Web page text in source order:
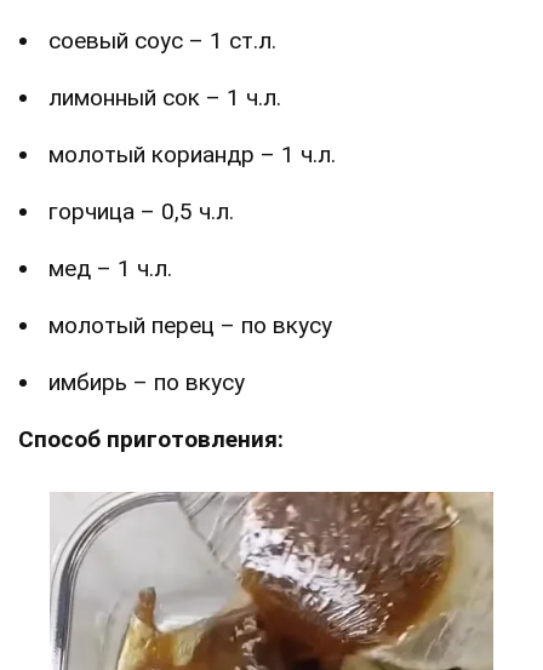
соевый соус – 1 ст.л.
лимонный сок – 1 ч.л.
молотый кориандр – 1 ч.л.
горчица – 0,5 ч.л.
мед – 1 ч.л.
молотый перец – по вкусу
имбирь – по вкусу
Способ приготовления: